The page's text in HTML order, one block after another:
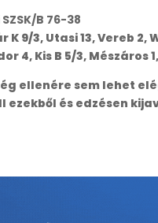
B 76-38
9/3, Utasi 13, Vereb 2,
4, Kis B 5/3, Mészáros
ellenére sem lehet
és edzésen